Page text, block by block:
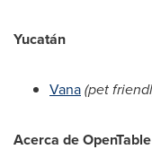
Yucatán
Vana(pet
Acerca de OpenTable